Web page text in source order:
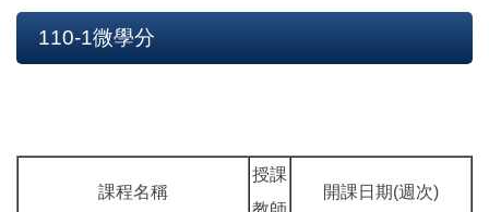
110-1微學分
課程名稱
授課
開課日期(週次)